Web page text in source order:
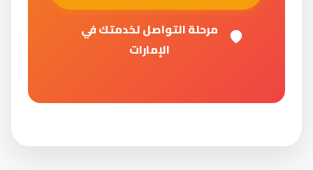
مرحلة التواصل لخدمتك في
الإمارات